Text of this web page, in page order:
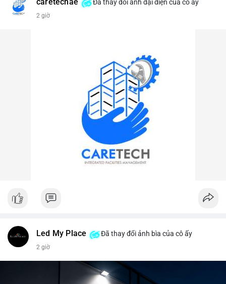
#vlikevn #titanbot
caretechae Đã thay đổi ảnh đại diện của cô ấy
2 giờ
Led My Place Đã thay đổi ảnh bìa của cô ấy
2 giờ